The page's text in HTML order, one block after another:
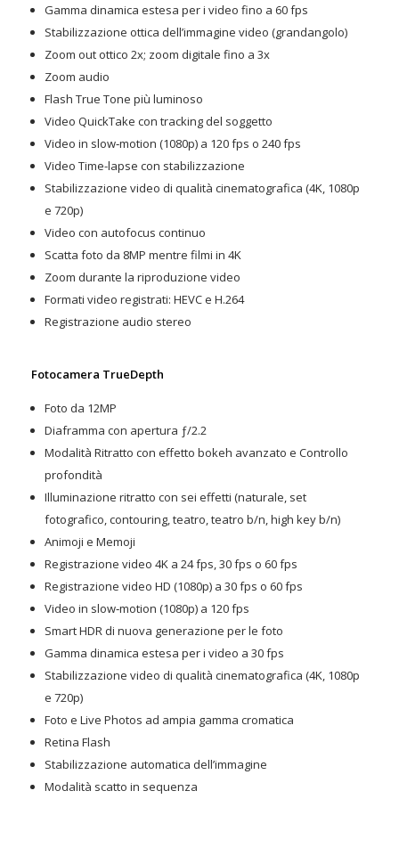
Gamma dinamica estesa per i video fino a 60 fps
Stabilizzazione ottica dell’immagine video (grandangolo)
Zoom out ottico 2x; zoom digitale fino a 3x
Zoom audio
Flash True Tone più luminoso
Video QuickTake con tracking del soggetto
Video in slow‑motion (1080p) a 120 fps o 240 fps
Video Time-lapse con stabilizzazione
Stabilizzazione video di qualità cinematografica (4K, 1080p
e 720p)
Video con autofocus continuo
Scatta foto da 8MP mentre filmi in 4K
Zoom durante la riproduzione video
Formati video registrati: HEVC e H.264
Registrazione audio stereo
Fotocamera TrueDepth
Foto da 12MP
Diaframma con apertura ƒ/2.2
Modalità Ritratto con effetto bokeh avanzato e Controllo
profondità
Illuminazione ritratto con sei effetti (naturale, set
fotografico, contouring, teatro, teatro b/n, high key b/n)
Animoji e Memoji
Registrazione video 4K a 24 fps, 30 fps o 60 fps
Registrazione video HD (1080p) a 30 fps o 60 fps
Video in slow‑motion (1080p) a 120 fps
Smart HDR di nuova generazione per le foto
Gamma dinamica estesa per i video a 30 fps
Stabilizzazione video di qualità cinematografica (4K, 1080p
e 720p)
Foto e Live Photos ad ampia gamma cromatica
Retina Flash
Stabilizzazione automatica dell’immagine
Modalità scatto in sequenza